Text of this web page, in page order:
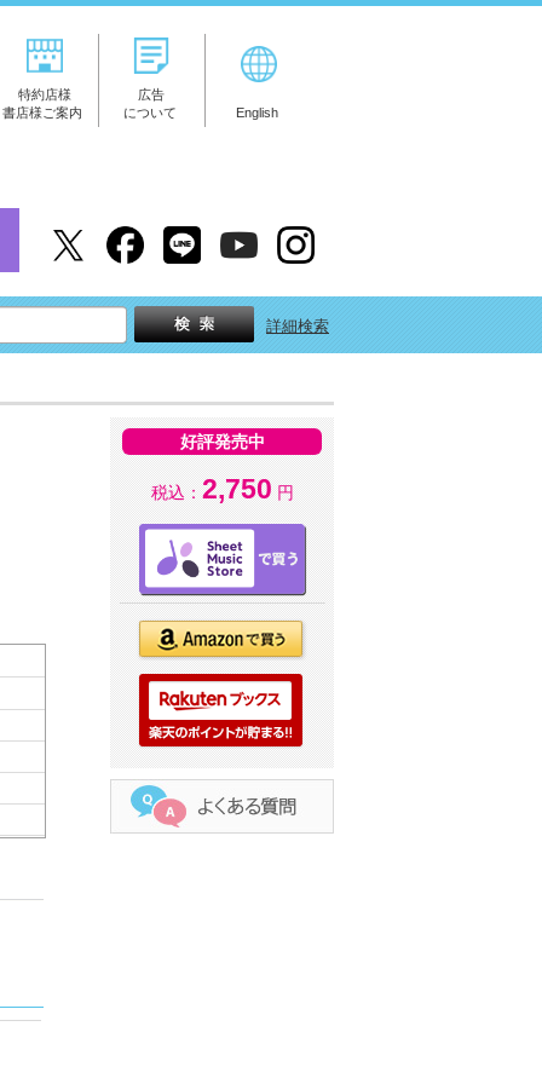
特約店様
書店様ご案内
広告
について
English
詳細検索
好評発売中
税込： 2,750 円